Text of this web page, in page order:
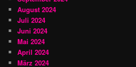
August 2024
Juli 2024
Juni 2024
Mai 2024
April 2024
März 2024